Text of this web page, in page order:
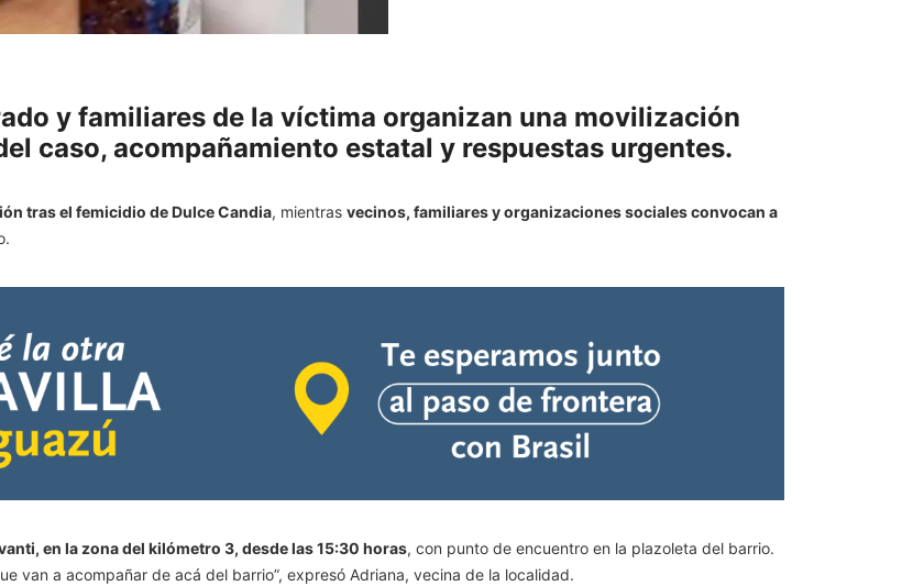
y familiares de la víctima organizan una movilización
caso, acompañamiento estatal y respuestas urgentes.
tras el femicidio de Dulce Candia, mientras vecinos, familiares y organizaciones sociales convocan a
en la zona del kilómetro 3, desde las 15:30 horas, con punto de encuentro en la plazoleta del barrio.
van a acompañar de acá del barrio”, expresó Adriana, vecina de la localidad.